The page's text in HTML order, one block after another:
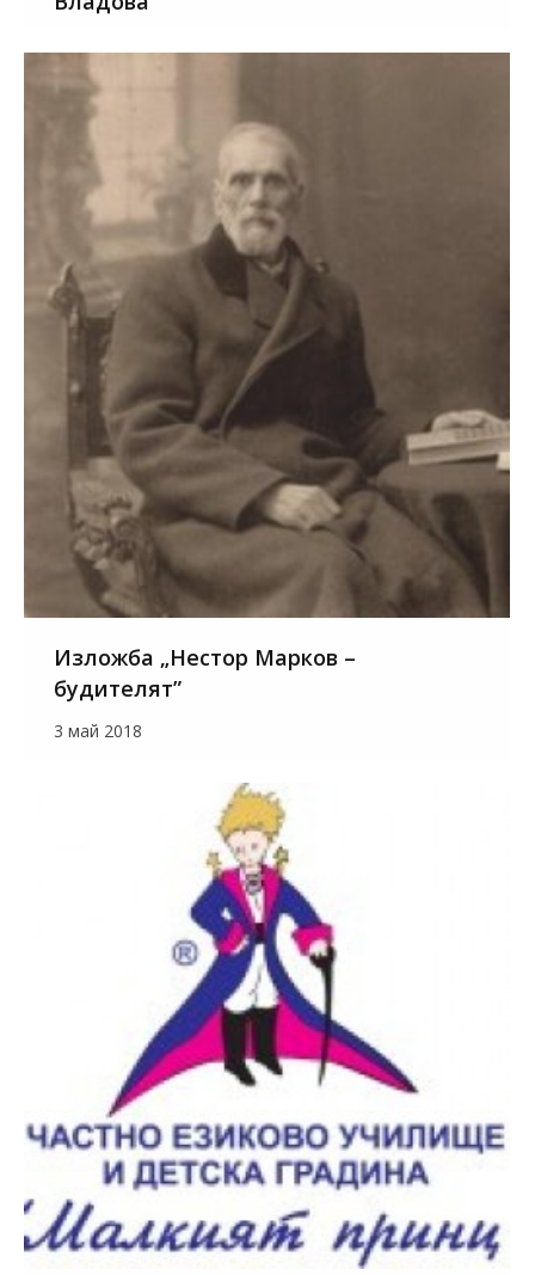
Изложба „Нестор Марков –
будителят”
3 май 2018